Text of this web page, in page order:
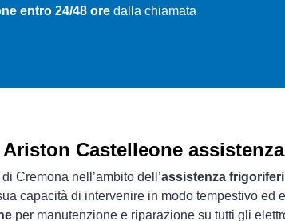
entro 24/48 ore dalla chiamata
Ariston Castelleone
Cremona nell’ambito dell’assistenza
capacità di intervenire in modo tempestivo ed
per manutenzione e riparazione su tutti gli